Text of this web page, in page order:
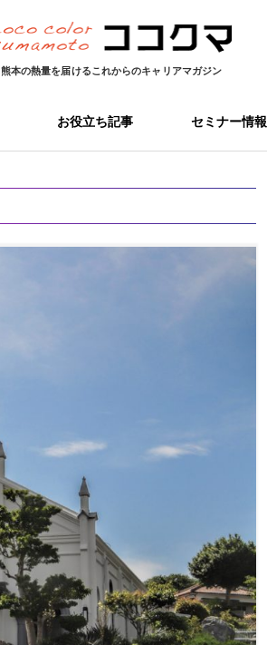
熊本の熱量を届けるこれからのキャリアマガジン
お役立ち記事 セミナー情報